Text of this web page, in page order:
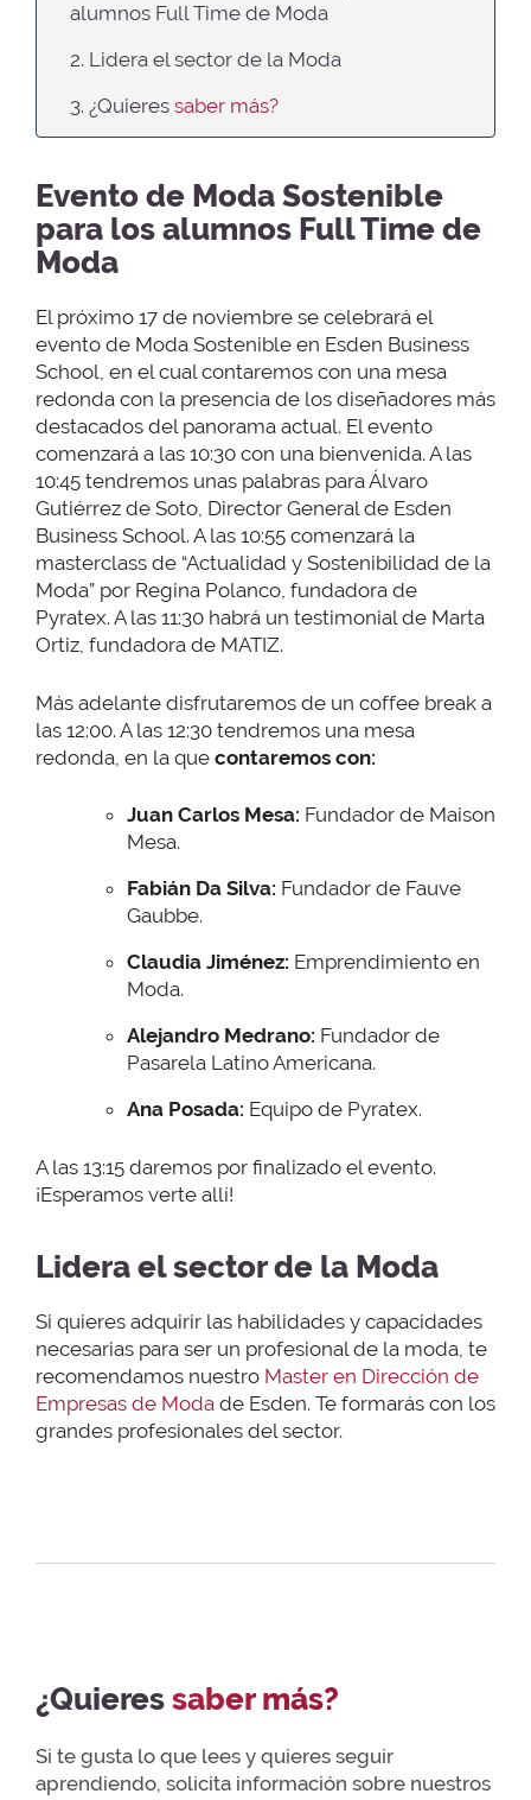
alumnos Full Time de Moda
2. Lidera el sector de la Moda
3. ¿Quieres saber más?
Evento de Moda Sostenible
para los alumnos Full Time de
Moda
El próximo 17 de noviembre se celebrará el
evento de Moda Sostenible en Esden Business
School, en el cual contaremos con una mesa
redonda con la presencia de los diseñadores más
destacados del panorama actual. El evento
comenzará a las 10:30 con una bienvenida. A las
10:45 tendremos unas palabras para Álvaro
Gutiérrez de Soto, Director General de Esden
Business School. A las 10:55 comenzará la
masterclass de “Actualidad y Sostenibilidad de la
Moda” por Regina Polanco, fundadora de
Pyratex. A las 11:30 habrá un testimonial de Marta
Ortiz, fundadora de MATIZ.
Más adelante disfrutaremos de un coffee break a
las 12:00. A las 12:30 tendremos una mesa
redonda, en la que contaremos con:
Juan Carlos Mesa: Fundador de Maison
Mesa.
Fabián Da Silva: Fundador de Fauve
Gaubbe.
Claudia Jiménez: Emprendimiento en
Moda.
Alejandro Medrano: Fundador de
Pasarela Latino Americana.
Ana Posada: Equipo de Pyratex.
A las 13:15 daremos por finalizado el evento.
¡Esperamos verte allí!
Lidera el sector de la Moda
Si quieres adquirir las habilidades y capacidades
necesarias para ser un profesional de la moda, te
recomendamos nuestro Master en Dirección de
Empresas de Moda de Esden. Te formarás con los
grandes profesionales del sector.
¿Quieressaber más?
Si te gusta lo que lees y quieres seguir
aprendiendo, solicita información sobre nuestros